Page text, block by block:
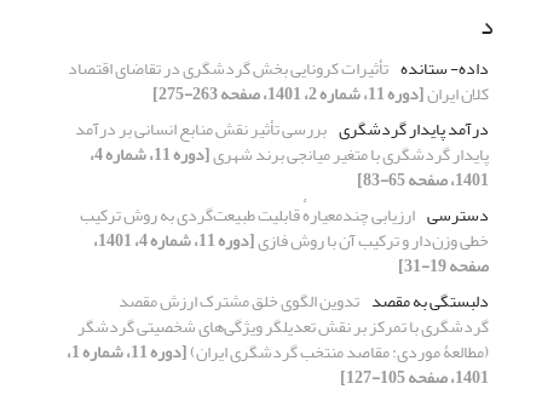
د
داده- ستانده تأثیرات کرونایی بخش گردشگری در تقاضای اقتصاد
کلان ایران[دوره 11، شماره 2، 1401، صفحه 263-275]
درآمد پایدار گردشگری بررسی تأثیر نقش منابع انسانی بر درآمد
پایدار گردشگری با متغیر میانجی برند شهری [دوره 11، شماره 4،
1401، صفحه 65-83]
دسترسی ارزیابی چندمعیارهٔ قابلیت طبیعت‌گردی به روش ترکیب
خطی وزن‌دار و ترکیب آن با روش فازی [دوره 11، شماره 4، 1401،
صفحه 19-31]
دلبستگی به مقصد تدوین الگوی خلق مشترک ارزش مقصد
گردشگری با تمرکز بر نقش تعدیلگر ویژگی‌های شخصیتی گردشگر
(مطالعۀ موردی: مقاصد منتخب گردشگری ایران) [دوره 11، شماره 1،
1401، صفحه 105-127]